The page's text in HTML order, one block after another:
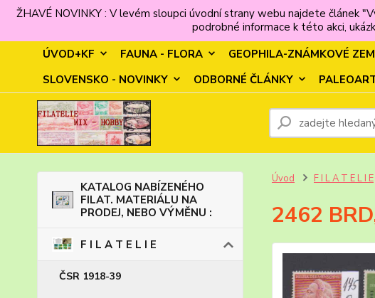
ŽHAVÉ NOVINKY : V levém sloupci úvodní strany webu najdete článek
podrobné informace k této akci,
ÚVOD+KF
FAUNA - FLORA GEOPHILA-ZNÁMKOVÉ
SLOVENSKO - NOVINKY
ODBORNÉ ČLÁNKY
KATALOG NABÍZENÉHO
FILAT. MATERIÁLU NA
PRODEJ, NEBO VÝMĚNU :
F I L A T E L I E
ČSR 1918-39
Úvod F I L A T E L I E
2462